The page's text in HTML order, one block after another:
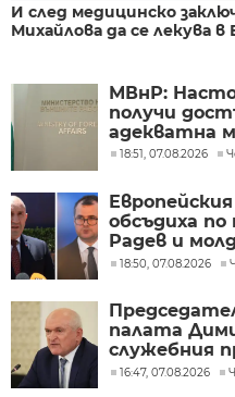
И след медицинско
Михайлова да се лекува в
МВнР:
получи
адекватна
18:51, 07.08.2026
обсъдиха
Радев и
Тофан
18:50, 07.08.2026
палата
служебния
Главчев?
16:47, 07.08.2026